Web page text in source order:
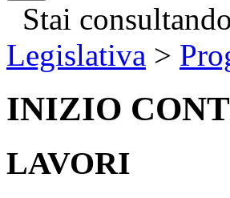
Stai
Legislativa >
INIZIO
LAVORI